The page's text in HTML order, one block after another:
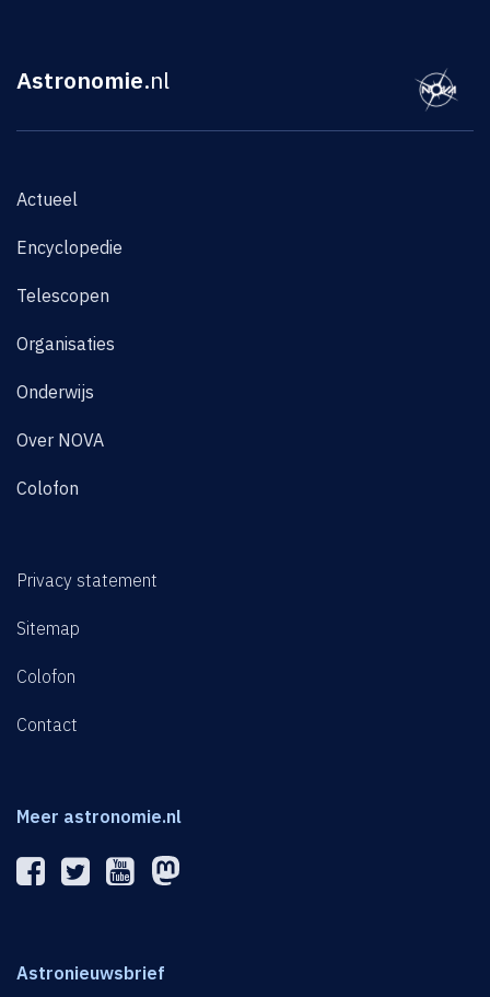
Astronomie.nl
Actueel
Encyclopedie
Telescopen
Organisaties
Onderwijs
Over NOVA
Colofon
Privacy statement
Sitemap
Colofon
Contact
Meer astronomie.nl
Astronieuwsbrief